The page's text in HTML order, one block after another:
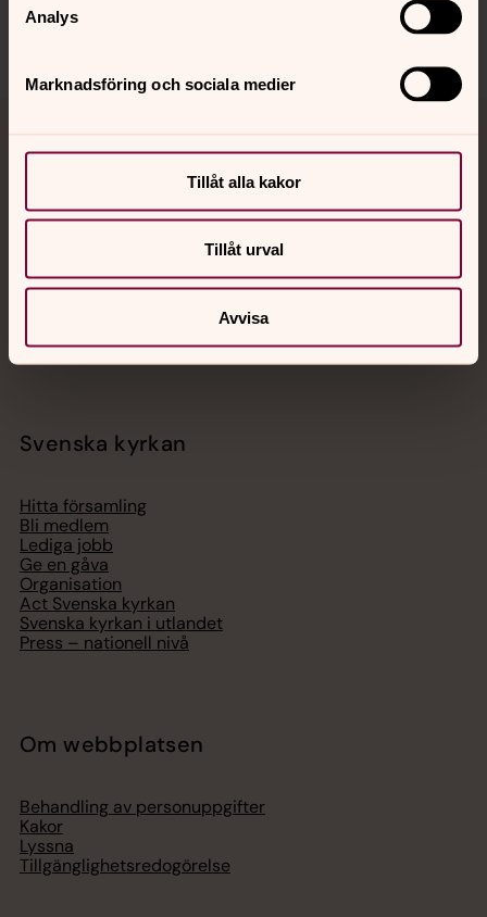
Analys
Marknadsföring och sociala medier
Tillåt alla kakor
Tillåt urval
Avvisa
Jourhavande präst
Akut samtals- och krisstöd. Prata eller chatta anonymt
med en präst på kvällar och nätter.
Chatt
Svenska kyrkan
Hitta församling
Bli medlem
Lediga jobb
Ge en gåva
Organisation
Act Svenska kyrkan
Svenska kyrkan i utlandet
Press – nationell nivå
Om webbplatsen
Behandling av personuppgifter
Kakor
Lyssna
Tillgänglighetsredogörelse